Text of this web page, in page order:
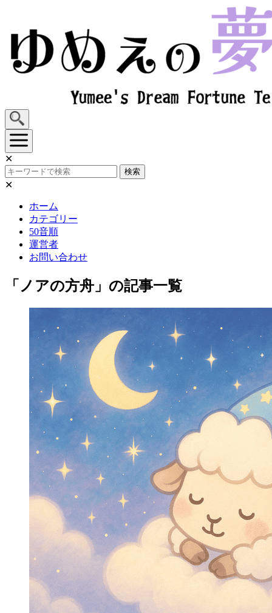
content
✕
検索
✕
ホーム
カテゴリー
50音順
運営者
お問い合わせ
「ノアの方舟」の記事一覧